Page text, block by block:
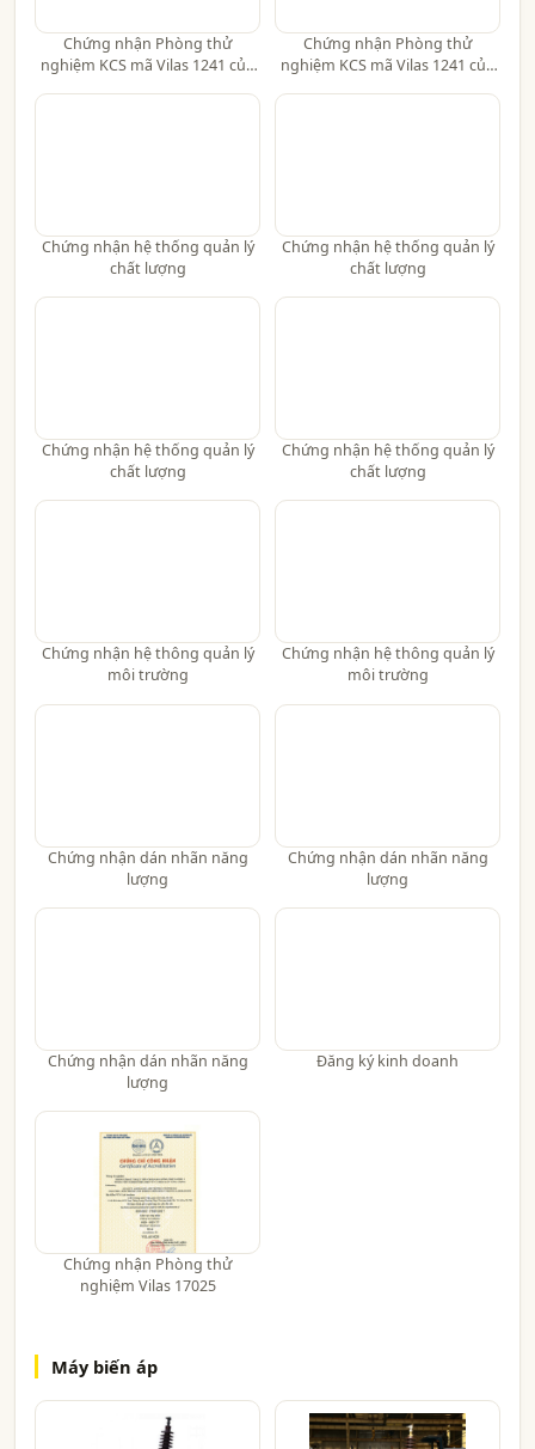
Chứng nhận Phòng thử
nghiệm KCS mã Vilas 1241 của
Chứng nhận Phòng thử
nghiệm KCS mã Vilas 1241 của
Chứng nhận hệ thống quản lý
chất lượng
Chứng nhận hệ thống quản lý
chất lượng
Chứng nhận hệ thống quản lý
chất lượng
Chứng nhận hệ thống quản lý
chất lượng
Chứng nhận hệ thông quản lý
môi trường
Chứng nhận hệ thông quản lý
môi trường
Chứng nhận dán nhãn năng
lượng
Chứng nhận dán nhãn năng
lượng
Chứng nhận dán nhãn năng
lượng
Đăng ký kinh doanh
Chứng nhận Phòng thử
nghiệm Vilas 17025
Máy biến áp